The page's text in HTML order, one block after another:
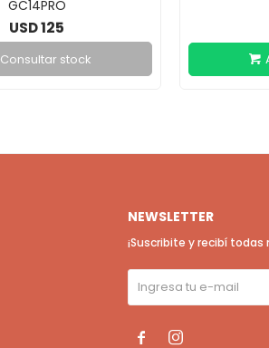
GC14PRO
USD125
Consultar stock
NEWSLETTER
¡Suscribite y recibí
 